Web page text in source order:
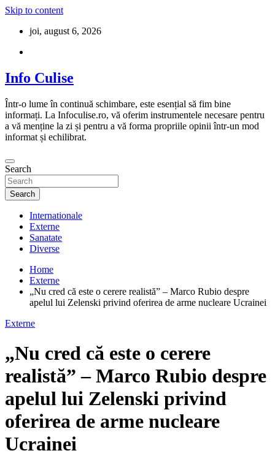
Skip to content
joi, august 6, 2026
Info Culise
Într-o lume în continuă schimbare, este esențial să fim bine
informați. La Infoculise.ro, vă oferim instrumentele necesare pentru
a vă menține la zi și pentru a vă forma propriile opinii într-un mod
informat și echilibrat.
Search
Search
Internationale
Externe
Sanatate
Diverse
Home
Externe
„Nu cred că este o cerere realistă” – Marco Rubio despre
apelul lui Zelenski privind oferirea de arme nucleare Ucrainei
Externe
„Nu cred că este o cerere
realistă” – Marco Rubio despre
apelul lui Zelenski privind
oferirea de arme nucleare
Ucrainei